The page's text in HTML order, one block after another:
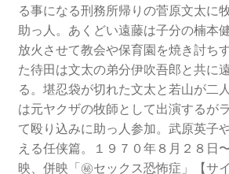
る事になる刑務所帰りの菅原文太に
助っ人。あくどい遠藤は子分の楠本
放火させて教会や保育園を焼き討ち
た待田は文太の弟分伊吹吾郎と共に
る。堪忍袋が切れた文太と若山が二
は元ヤクザの牧師として出演するが
て殴り込みに助っ人参加。武原英子
える任侠篇。１９７０年８月２８日
映、併映「㊙セックス恐怖症」【サ